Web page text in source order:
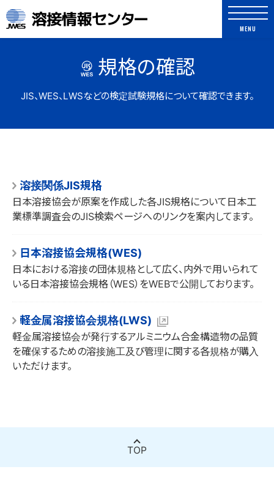
溶接情報センター
アーク溶接
WES規格
ロボット
疲労 ガス切断
溶接記号
探す・調べる
接合・溶接技術Ｑ＆Ａ
産業技術サービスセンター発刊「接合・溶接技術Q&A1000」をも
疲労データベース
原子力研究委員会による疲労の調査研究の活動成果を取り纏めた
知る・学ぶ
す。溶接施工確認試験方法書(WPS)例
各規格に応じた溶接施工要領書（WPS)の記載事項例をまと
規格の確認
MENU
規格の確認
JIS、WES、LWSなどの検定試験規格について確認できます。
溶接関係JIS規格
日本溶接協会が原案を作成した各JIS規格について日本工
業標準調査会のJIS検索ページへのリンクを案内してます。
日本溶接協会規格(WES)
日本における溶接の団体規格として広く、内外で用いられて
いる日本溶接協会規格（WES）をWEBで公開しております。
軽金属溶接協会規格(LWS)
軽金属溶接協会が発行するアルミニウム合金構造物の品質
を確保するための溶接施工及び管理に関する各規格が購入
いただけます。
TOP